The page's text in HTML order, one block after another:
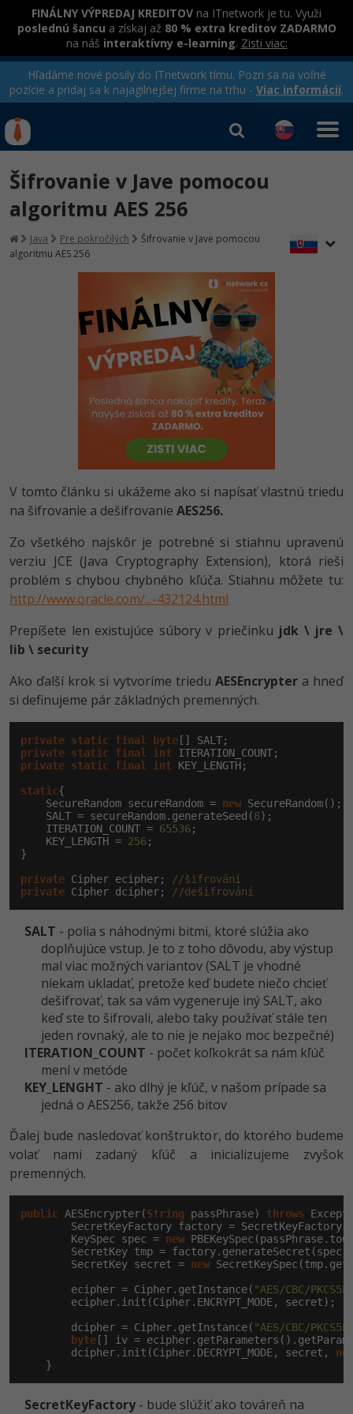
FINÁLNY VÝPREDAJ KREDITOV na ITnetwork je tu. Využi
poslednú šancu a získaj až 80 % extra kreditov ZADARMO
na náš interaktívny e-learning. Zisti viac:
Hľadáme nové posily do ITnetwork tímu. Pozri sa na voľné
pozície a pridaj sa k najagilnejšej firme na trhu - Viac informácií.
Kurzy Úrad Práce
Rekvalifikačné kurzy
hradené úradom práce
Kurzy programovania
Ako začať?
C# .NET -80%
Python -80%
JavaScript -80%
C++
-80%
Kotlin -80%
Céčko -80%
VB.NET
UML -80%
Algoritmy -41%
Pre deti
Fórum
Kurzy e-commerce
Testovanie softvéru
Marketing -30%
WordPress
SEO -30%
Business
Copywriting
MS Office -80%
Google Dokumenty
Time management
Fórum
Kurzy dizajnu
HTML/CSS -80%
Photoshop -80%
Adobe Illustrator
-30%
Adobe XD -15%
Adobe InDesign
Adobe After Effects
Blender -80%
Inkscape
Fotografovanie -80%
Video
Príbehy absolventov
Blog
Médiá
Kariéra
Prihlásiť sa| Registrovať
Šifrovanie v Jave pomocou
algoritmu AES 256
Java Pre pokročilých
Šifrovanie v Jave pomocou
algoritmu AES 256
V tomto článku si ukážeme ako si napísať vlastnú triedu
na šifrovanie a dešifrovanie AES256.
Zo všetkého najskôr je potrebné si stiahnu upravenú
verziu JCE (Java Cryptography Extension), ktorá rieši
problém s chybou chybného kľúča. Stiahnu môžete tu:
http://www.oracle.com/...-432124.html
Prepíšete len existujúce súbory v priečinku jdk \ jre \
lib \ security
Ako ďalší krok si vytvoríme triedu AESEncryptera hneď
si definujeme pár základných premenných.
private static final byte
private static final int
private static final int KEY_LENGTH;
static{
    SecureRandom secureRandom =
new SecureRandom();
    SALT = secureRandom.generateSeed(
8);
    ITERATION_COUNT =
65536;
    KEY_LENGTH =
256;
}
private Cipher ecipher;
//šifrování
private Cipher dcipher; //dešifrování
SALT - polia s náhodnými bitmi, ktoré slúžia ako
doplňujúce vstup. Je to z toho dôvodu, aby výstup
mal viac možných variantov (SALT je vhodné
niekam ukladať, pretože keď budete niečo chcieť
dešifrovať, tak sa vám vygeneruje iný SALT, ako
keď ste to šifrovali, alebo taky používať stále ten
jeden rovnaký, ale to nie je nejako moc bezpečné)
ITERATION_COUNT - počet koľkokrát sa nám kľúč
mení v metóde
KEY_LENGHT - ako dlhý je kľúč, v našom prípade sa
jedná o AES256, takže 256 bitov
Ďalej bude nasledovať konštruktor, do ktorého budeme
volať nami zadaný kľúč a inicializujeme zvyšok
premenných.
public AESEncrypter(String passPhrase) throws
SecretKeyFactory factory =
        KeySpec spec =
new
SecretKey tmp =
        SecretKey secret =
new
        ecipher = Cipher.getInstance(
"AES/CBC/
        ecipher.init(Cipher.ENCRYPT_MODE, secret);
        dcipher = Cipher.getInstance(
"AES/CBC/
byte [] iv =
        dcipher.init(Cipher.DECRYPT_MODE, secret,
    }
SecretKeyFactory- bude slúžiť ako továreň na